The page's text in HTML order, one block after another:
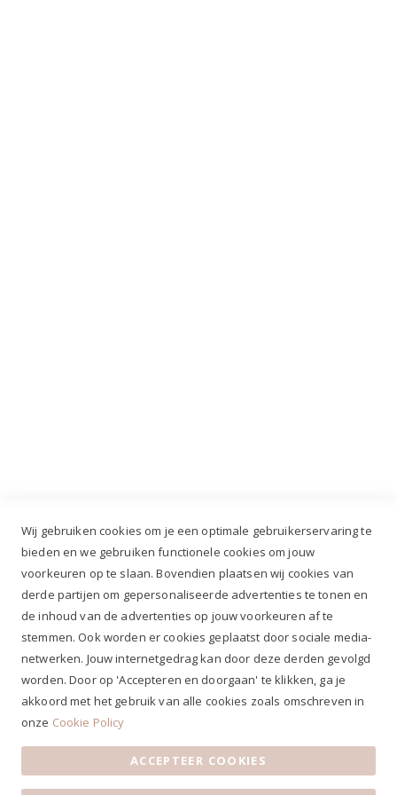
✔Voor 12.00u besteld, zelfde werkdag verzonden*
✔Gratis verzenden va. €69,- NL*
✔ Betaal gratis achteraf
✔ 4,9/5 ⭐⭐⭐⭐⭐ klantbeoordeling
Wij gebruiken cookies om je een optimale gebruikerservaring te
bieden en we gebruiken functionele cookies om jouw
voorkeuren op te slaan. Bovendien plaatsen wij cookies van
derde partijen om gepersonaliseerde advertenties te tonen en
de inhoud van de advertenties op jouw voorkeuren af te
stemmen. Ook worden er cookies geplaatst door sociale media-
netwerken. Jouw internetgedrag kan door deze derden gevolgd
worden. Door op 'Accepteren en doorgaan' te klikken, ga je
akkoord met het gebruik van alle cookies zoals omschreven in
onze Cookie Policy
ACCEPTEER COOKIES